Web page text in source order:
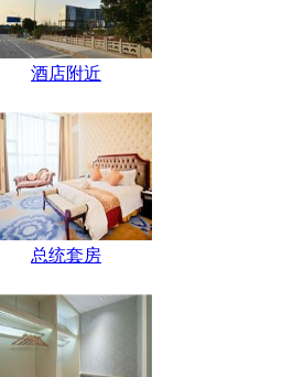
酒店附近
总统套房